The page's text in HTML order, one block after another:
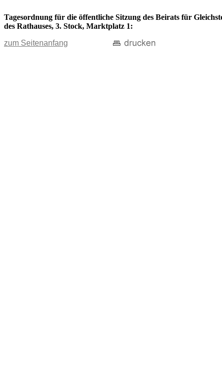
Tagesordnung für die öffentliche Sitzung des Beirats für
des Rathauses, 3. Stock, Marktplatz 1:
zum Seitenanfang